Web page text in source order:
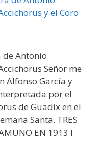
de Antonio
Señor me
Alfonso García y
por el
de Guadix en el
Santa. TRES
EN 1913 I